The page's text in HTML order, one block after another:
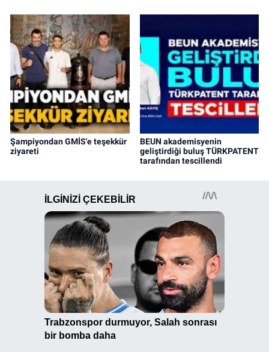
Şampiyondan GMİS'e teşekkür
ziyareti
BEUN akademisyenin
geliştirdiği buluş TÜRKPATENT
tarafından tescillendi